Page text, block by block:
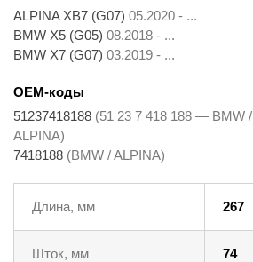
ALPINA XB7 (G07) 05.2020 - ...
BMW X5 (G05) 08.2018 - ...
BMW X7 (G07) 03.2019 - ...
OEM-коды
51237418188 (51 23 7 418 188 — BMW /
ALPINA)
7418188 (BMW / ALPINA)
Длина, мм 267
Шток, мм 74